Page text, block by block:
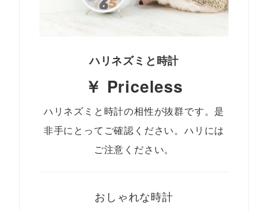
ハリネズミと時計
￥ Priceless
ハリネズミと時計の相性が抜群です。是
非手にとってご確認ください。ハリには
ご注意ください。
おしゃれな時計